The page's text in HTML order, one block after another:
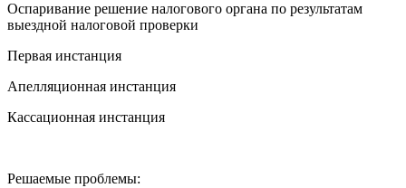
Оспаривание решение налогового органа по результатам
выездной налоговой проверки
Первая инстанция
Апелляционная инстанция
Кассационная инстанция
Решаемые проблемы: